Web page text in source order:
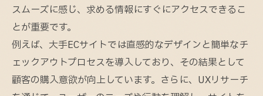
スムーズに感じ、求める情報にすぐにアクセスできるこ
とが重要です。
例えば、大手ECサイトでは直感的なデザインと簡単なチ
ェックアウトプロセスを導入しており、その結果として
顧客の購入意欲が向上しています。さらに、UXリサーチ